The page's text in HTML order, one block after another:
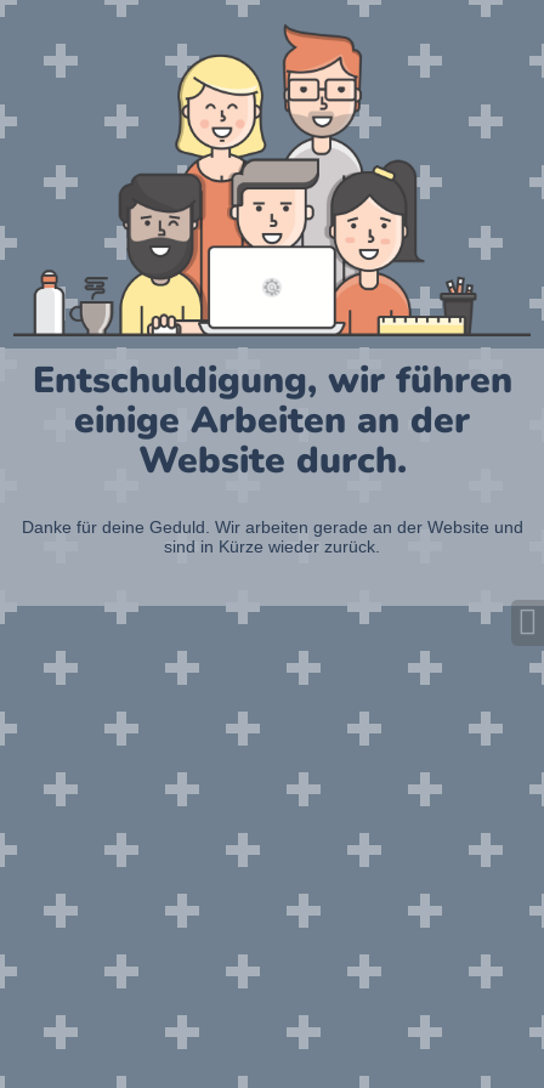
Entschuldigung, wir führen
einige Arbeiten an der
Website durch.
Danke für deine Geduld. Wir arbeiten gerade an der Website und
sind in Kürze wieder zurück.